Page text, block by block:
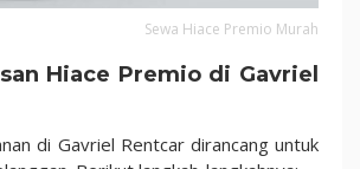
Sewa Hiace Premio Murah
Hiace Premio di Gavriel
di Gavriel Rentcar dirancang untuk